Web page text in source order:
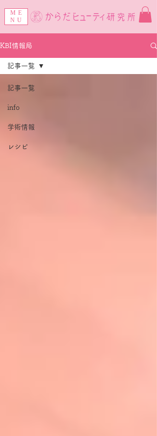
ME
NU
KBI情報局
記事一覧
info
学術情報
レシピ
記事一覧